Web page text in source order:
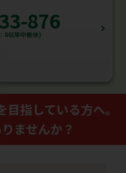
876
00(年中無休)
指している⽅へ。
ませんか？